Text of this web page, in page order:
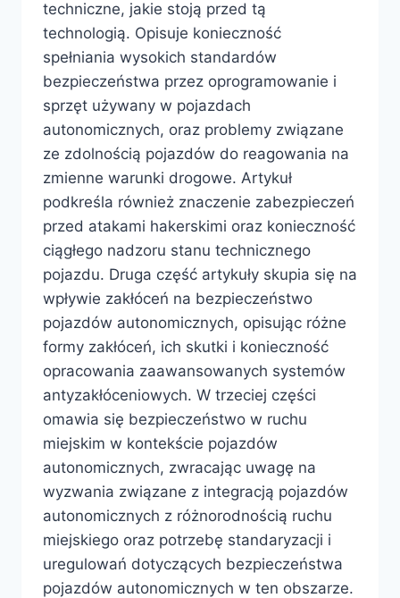
techniczne, jakie stoją przed tą
technologią. Opisuje konieczność
spełniania wysokich standardów
bezpieczeństwa przez oprogramowanie i
sprzęt używany w pojazdach
autonomicznych, oraz problemy związane
ze zdolnością pojazdów do reagowania na
zmienne warunki drogowe. Artykuł
podkreśla również znaczenie zabezpieczeń
przed atakami hakerskimi oraz konieczność
ciągłego nadzoru stanu technicznego
pojazdu. Druga część artykuły skupia się na
wpływie zakłóceń na bezpieczeństwo
pojazdów autonomicznych, opisując różne
formy zakłóceń, ich skutki i konieczność
opracowania zaawansowanych systemów
antyzakłóceniowych. W trzeciej części
omawia się bezpieczeństwo w ruchu
miejskim w kontekście pojazdów
autonomicznych, zwracając uwagę na
wyzwania związane z integracją pojazdów
autonomicznych z różnorodnością ruchu
miejskiego oraz potrzebę standaryzacji i
uregulowań dotyczących bezpieczeństwa
pojazdów autonomicznych w ten obszarze.